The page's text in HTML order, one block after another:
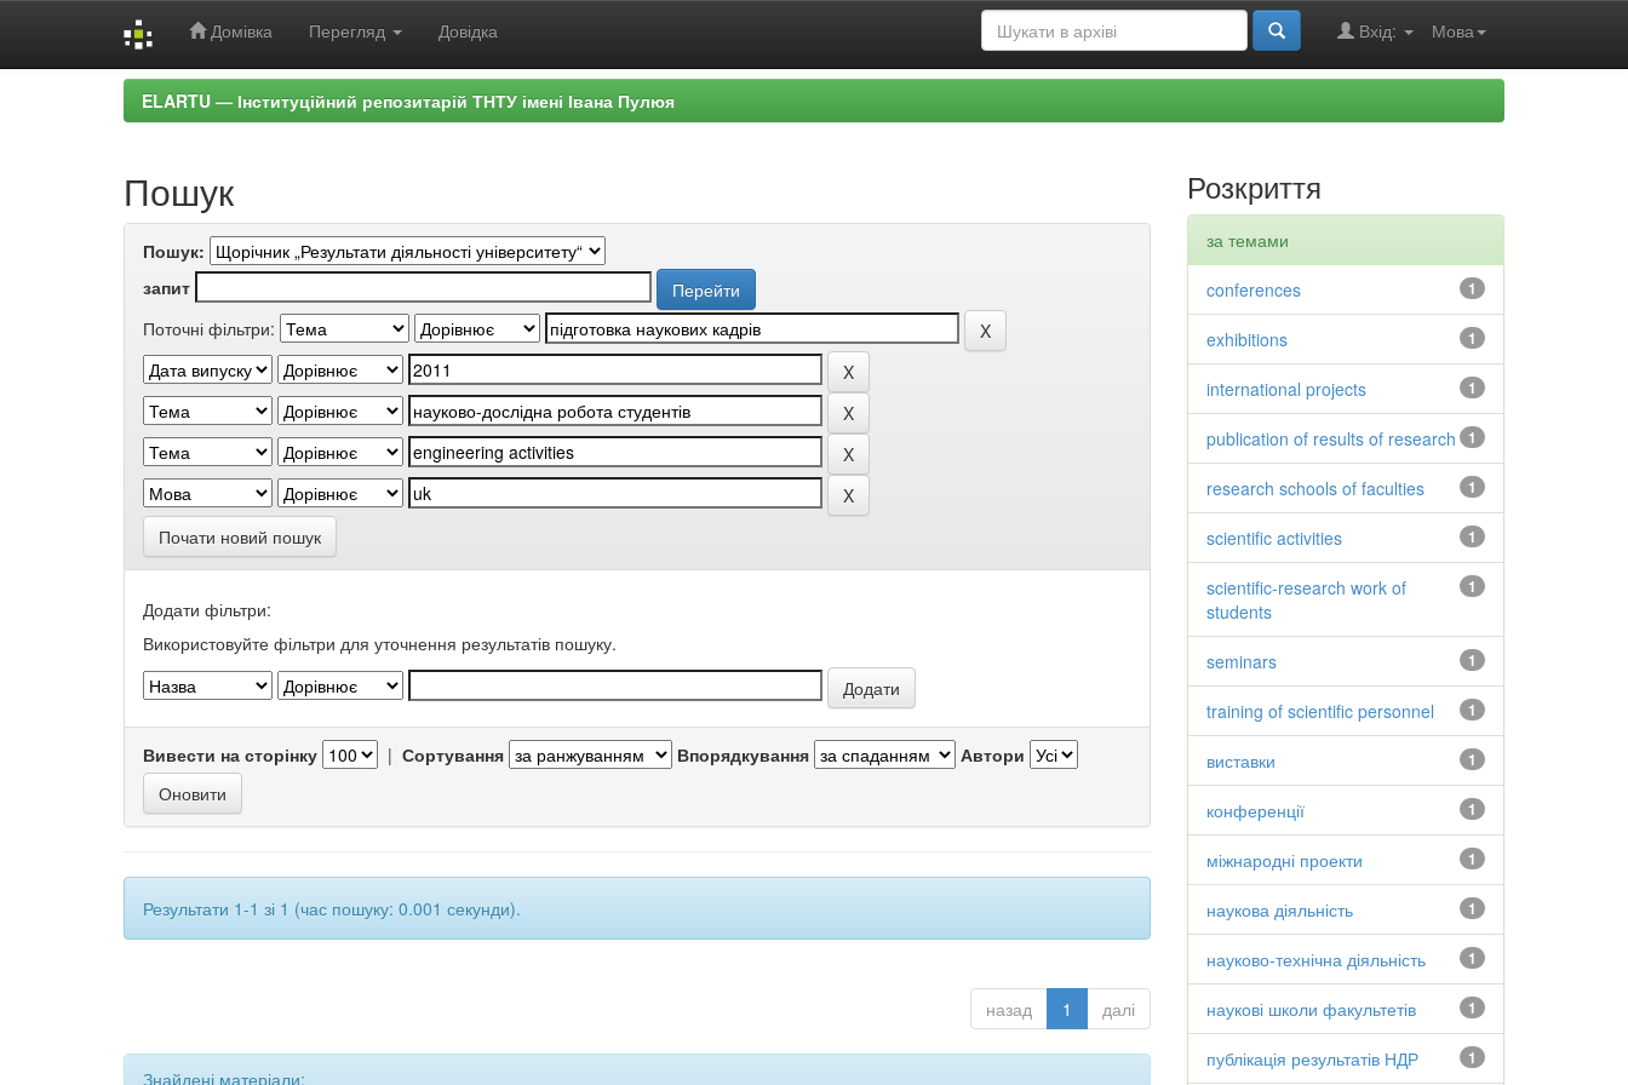
Домівка Перегляд Довідка Мова
Вхід:
ELARTU — Інституційний репозитарій ТНТУ імені Івана Пулюя
Пошук
Пошук:
запит
Поточні фільтри:
Почати новий пошук
Додати фільтри:
Використовуйте фільтри для уточнення результатів пошуку.
Вивести на сторінку | Сортування Впорядкування Автори
Результати 1-1 зі 1 (час пошуку: 0.001 секунди).
назад 1 далі
Знайдені матеріали:
Розкриття
за темами
1
conferences
1
exhibitions
1
international projects
1
publication of results of research
1
research schools of faculties
1
scientific activities
1
scientific-research work of
students
1
seminars
1
training of scientific personnel
1
виставки
1
конференції
1
міжнародні проекти
1
наукова діяльність
1
науково-технічна діяльність
1
наукові школи факультетів
1
публікація результатів НДР